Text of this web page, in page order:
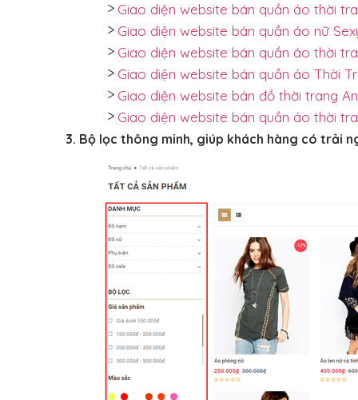
Giao diện website bán quần áo thời
Giao diện website bán quần áo nữ
Giao diện website bán quần áo thời
Giao diện website bán quần áo Thời
Giao diện website bán đồ thời trang
Giao diện website bán quần áo thời
3. Bộ lọc thông minh, giúp khách hàng có trải